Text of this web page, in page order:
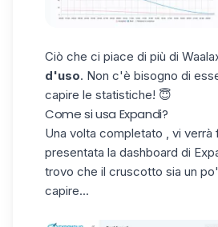
Ciò che ci piace di più di
d'uso. Non c'è bisogno di
capire le statistiche! 😇
Come si usa Expandi?
Una volta completato , vi verrà
presentata la dashboard di
trovo che il cruscotto sia un
capire...